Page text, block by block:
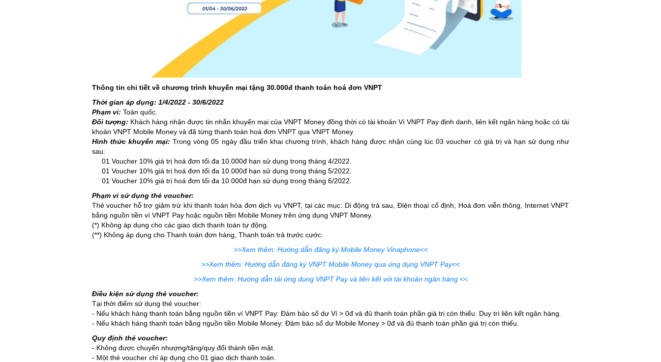
Thông tin chi tiết về chương trình khuyến mại tặng 30.000đ thanh toán hoá đơn VNPT
Thời gian áp dụng: 1/4/2022 - 30/6/2022
Phạm vi: Toàn quốc.
Đối tượng: Khách hàng nhận được tin nhắn khuyến mại của VNPT Money đồng thời có tài khoản Ví VNPT Pay định danh, liên kết ngân hàng hoặc có tài
khoản VNPT Mobile Money và đã từng thanh toán hoá đơn VNPT qua VNPT Money.
Hình thức khuyến mại: Trong vòng 05 ngày đầu triển khai chương trình, khách hàng được nhận cùng lúc 03 voucher có giá trị và hạn sử dụng như
sau:
01 Voucher 10% giá trị hoá đơn tối đa 10.000đ hạn sử dụng trong tháng 4/2022.
01 Voucher 10% giá trị hoá đơn tối đa 10.000đ hạn sử dụng trong tháng 5/2022.
01 Voucher 10% giá trị hoá đơn tối đa 10.000đ hạn sử dụng trong tháng 6/2022.
Phạm vi sử dụng thẻ voucher:
Thẻ voucher hỗ trợ giảm trừ khi thanh toán hóa đơn dịch vụ VNPT, tại các mục: Di động trả sau, Điện thoại cố định, Hoá đơn viễn thông, Internet VNPT
bằng nguồn tiền ví VNPT Pay hoặc nguồn tiền Mobile Money trên ứng dụng VNPT Money.
(*) Không áp dụng cho các giao dịch thanh toán tự động.
(**) Không áp dụng cho Thanh toán đơn hàng, Thanh toán trả trước cước.
>>Xem thêm: Hướng dẫn đăng ký Mobile Money Vinaphone<<
>>Xem thêm: Hướng dẫn đăng ký VNPT Mobile Money qua ứng dụng VNPT Pay<<
>>Xem thêm: Hướng dẫn tải ứng dụng VNPT Pay và liên kết với tài khoản ngân hàng <<
Điều kiện sử dụng thẻ voucher:
Tại thời điểm sử dụng thẻ voucher:
- Nếu khách hàng thanh toán bằng nguồn tiền ví VNPT Pay: Đảm bảo số dư Ví > 0đ và đủ thanh toán phần giá trị còn thiếu. Duy trì liên kết ngân hàng.
- Nếu khách hàng thanh toán bằng nguồn tiền Mobile Money: Đảm bảo số dư Mobile Money > 0đ và đủ thanh toán phần giá trị còn thiếu.
Quy định thẻ voucher:
- Không được chuyển nhượng/tặng/quy đổi thành tiền mặt.
- Một thẻ voucher chỉ áp dụng cho 01 giao dịch thanh toán.